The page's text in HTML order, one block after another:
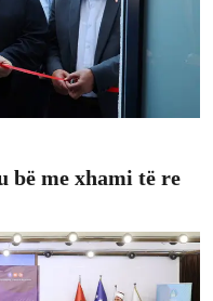
bë me xhami të re